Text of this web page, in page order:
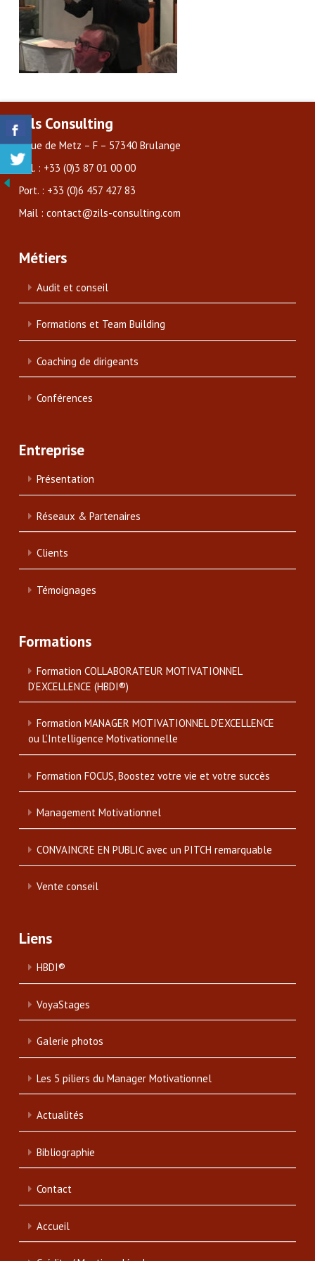
Zils Consulting
3 rue de Metz – F – 57340 Brulange
Tél. : +33 (0)3 87 01 00 00
Port. : +33 (0)6 457 427 83
Mail : contact@zils-consulting.com
Métiers
Audit et conseil
Formations et Team Building
Coaching de dirigeants
Conférences
Entreprise
Présentation
Réseaux & Partenaires
Clients
Témoignages
Formations
Formation COLLABORATEUR MOTIVATIONNEL
D’EXCELLENCE (HBDI®)
Formation MANAGER MOTIVATIONNEL D’EXCELLENCE
ou L’Intelligence Motivationnelle
Formation FOCUS, Boostez votre vie et votre succès
Management Motivationnel
CONVAINCRE EN PUBLIC avec un PITCH remarquable
Vente conseil
Liens
HBDI®
VoyaStages
Galerie photos
Les 5 piliers du Manager Motivationnel
Actualités
Bibliographie
Contact
Accueil